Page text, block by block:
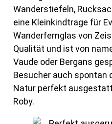
Wanderstiefeln,
eine Kleinkindtrage für
Wanderfernglas von
Qualität und ist von
Vaude oder Bergans
Besucher auch spontan
Natur perfekt
Roby.